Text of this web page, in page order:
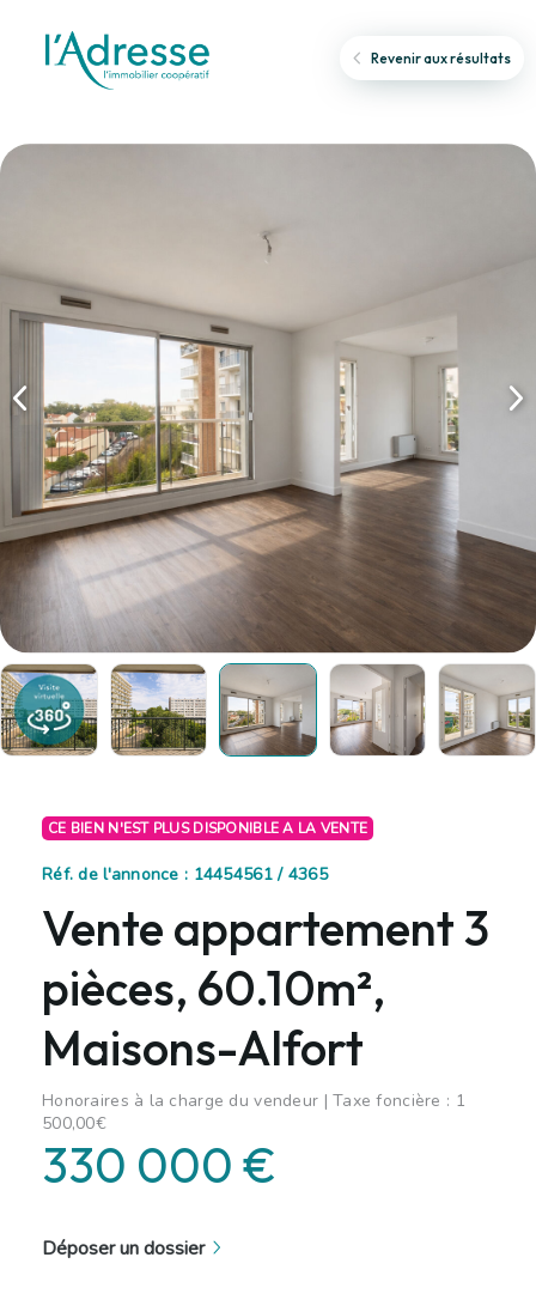
Revenir aux résultats
CE BIEN N'EST PLUS DISPONIBLE A LA VENTE
Réf. de l'annonce : 14454561 / 4365
Vente appartement 3
pièces, 60.10m²,
Maisons-Alfort
Honoraires à la charge du vendeur | Taxe foncière : 1
500,00€
330 000 €
Déposer un dossier